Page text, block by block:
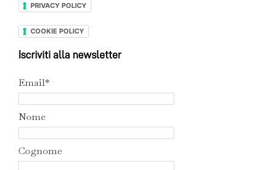
PRIVACY POLICY
COOKIE POLICY
Iscriviti alla newsletter
Email*
Nome
Cognome